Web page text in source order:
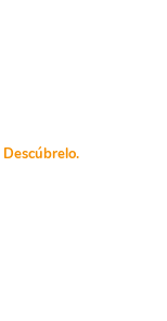
Descúbrelo.